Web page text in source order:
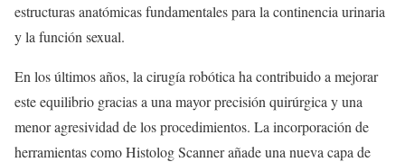
estructuras anatómicas fundamentales para la continencia urinaria
y la función sexual.
En los últimos años, la cirugía robótica ha contribuido a mejorar
este equilibrio gracias a una mayor precisión quirúrgica y una
menor agresividad de los procedimientos. La incorporación de
herramientas como Histolog Scanner añade una nueva capa de